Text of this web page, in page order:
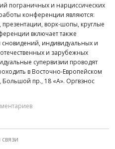
пограничных и нарциссических
конференции являются:
ворк-шопы, круглые
включает также
индивидуальных и
и зарубежных
супервизии проводят
в Восточно-Европейском
Большой пр., 18 «А». Оргвзнос